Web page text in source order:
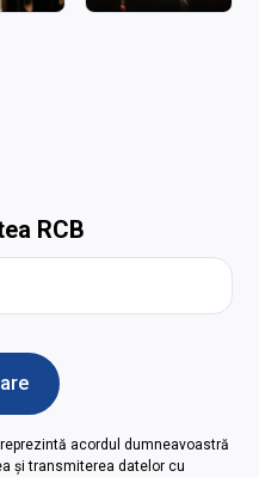
RCB
acordul dumneavoastră
și transmiterea datelor cu